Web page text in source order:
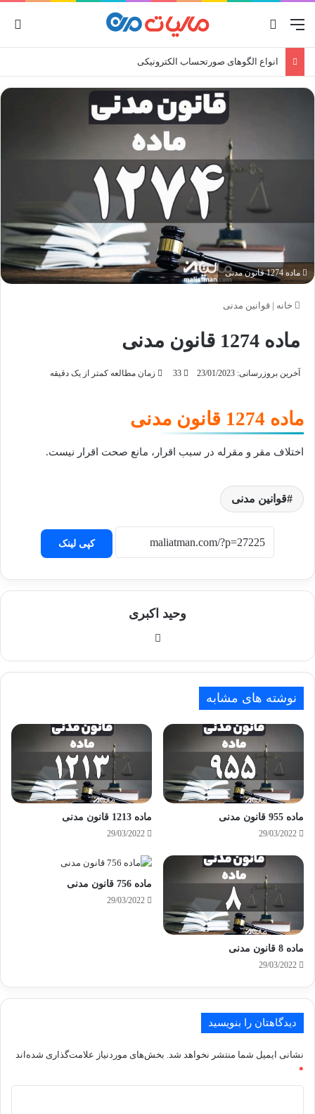
منو
انواع الگوهای صورتحساب الکترونیکی
ماده 1274 قانون مدنی
خانه | قوانین مدنی
ماده 1274 قانون مدنی
آخرین بروزرسانی: 23/01/2023 33 زمان مطالعه کمتر از یک دقیقه
ماده 1274 قانون مدنی
اختلاف مقر و مقرله در سبب اقرار، مانع صحت اقرار نیست.
قوانین مدنی
کپی لینک
وحید اکبری
نوشته های مشابه
ماده 955 قانون مدنی
29/03/2022
ماده 1213 قانون مدنی
29/03/2022
ماده 8 قانون مدنی
29/03/2022
ماده 756 قانون مدنی
29/03/2022
دیدگاهتان را بنویسید
نشانی ایمیل شما منتشر نخواهد شد. بخش‌های موردنیاز علامت‌گذاری شده‌اند
*